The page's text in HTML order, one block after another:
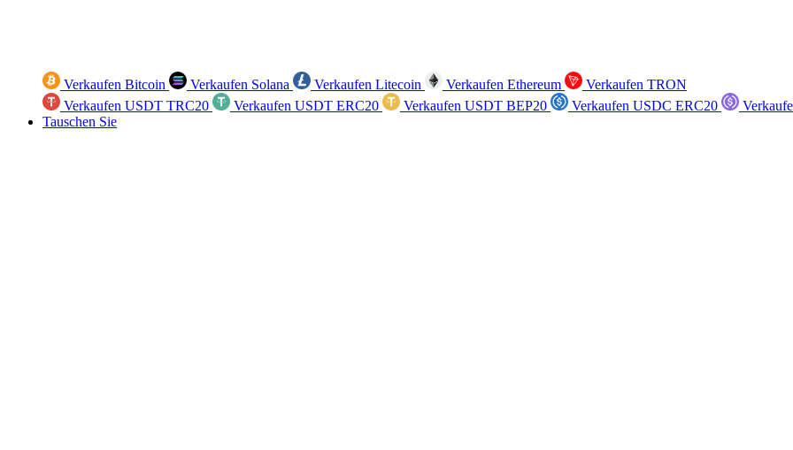
Verkaufen Bitcoin Verkaufen Solana Verkaufen Litecoin Verkaufen Ethereum
Verkaufen TRON
Verkaufen USDT TRC20
Verkaufen USDT ERC20 Verkaufen USDT BEP20 Verkaufen USDC ERC20
Tauschen Sie